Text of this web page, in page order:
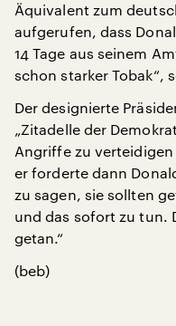
Äquivalent zum
aufgerufen, dass
14 Tage aus seinem
schon starker Tobak“,
Der designierte
„Zitadelle der
Angriffe zu
er forderte dann
zu sagen, sie sollten
und das sofort zu tun.
getan.“
(beb)